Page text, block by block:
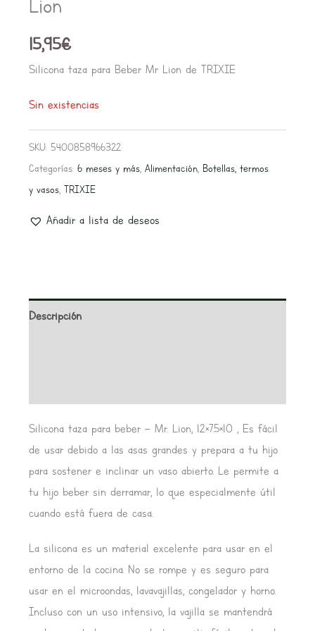
15,95€
Silicona taza para Beber Mr Lion de TRIXIE
Sin existencias
SKU: 5400858966322
Categorías: 6 meses y más, Alimentación, Botellas, termos
y vasos, TRIXIE
Añadir a lista de deseos
Descripción
Silicona taza para beber – Mr. Lion, 12×7.5×10 , Es fácil
de usar debido a las asas grandes y prepara a tu hijo
para sostener e inclinar un vaso abierto. Le permite a
tu hijo beber sin derramar, lo que especialmente útil
cuando está fuera de casa.
La silicona es un material excelente para usar en el
entorno de la cocina. No se rompe y es seguro para
usar en el microondas, lavavajillas, congelador y horno.
Incluso con un uso intensivo, la vajilla se mantendrá